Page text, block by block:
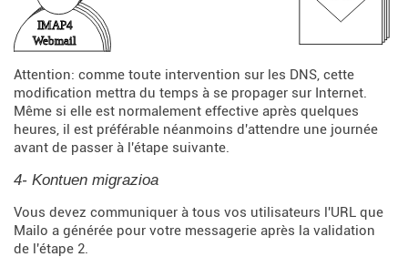
Attention: comme toute intervention sur les DNS, cette
modification mettra du temps à se propager sur Internet.
Même si elle est normalement effective après quelques
heures, il est préférable néanmoins d'attendre une journée
avant de passer à l'étape suivante.
4- Kontuen migrazioa
Vous devez communiquer à tous vos utilisateurs l'URL que
Mailo a générée pour votre messagerie après la validation
de l'étape 2.